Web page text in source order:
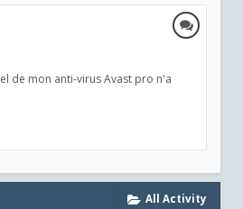
de mon anti-virus Avast pro n'a
All Activity